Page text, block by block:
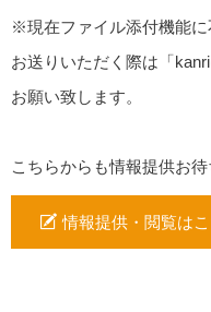
※現在ファイル添付機能
お送りいただく際は「
お願い致します。
こちらからも情報提供お待
情報提供・閲覧は